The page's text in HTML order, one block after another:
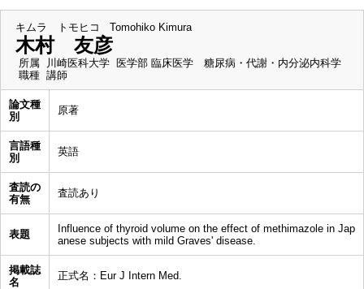
キムラ トモヒコ Tomohiko Kimura
木村 友彦
所属
川崎医科大学 医学部 臨床医学 糖尿病・代謝・内分泌内科学
職種 講師
論文種
別
原著
言語種
別
英語
査読の
有無
査読あり
表題
Influence of thyroid volume on the effect of methimazole in Jap
anese subjects with mild Graves' disease.
掲載誌
名
正式名：Eur J Intern Med.